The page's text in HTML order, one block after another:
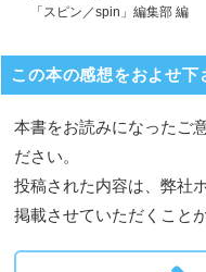
「スピン／spin」編集部 編
この本の感想をおよせ下
本書をお読みになったご
ださい。
投稿された内容は、弊社
掲載させていただくこと